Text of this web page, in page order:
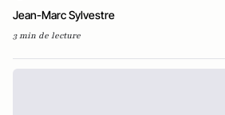
Jean-Marc Sylvestre
3 min de lecture